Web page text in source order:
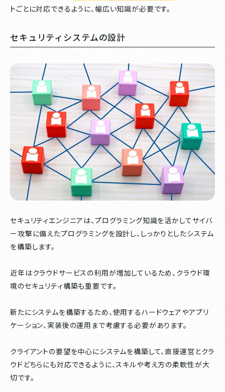
トごとに対応できるように、幅広い知識が必要です。
セキュリティシステムの設計
セキュリティエンジニアは、プログラミング知識を活かしてサイバ
ー攻撃に備えたプログラミングを設計し、しっかりとしたシステム
を構築します。
近年はクラウドサービスの利用が増加しているため、クラウド環
境のセキュリティ構築も重要です。
新たにシステムを構築するため、使用するハードウェアやアプリ
ケーション、実装後の運用まで考慮する必要があります。
クライアントの要望を中心にシステムを構築して、直接運営とクラ
ウドどちらにも対応できるように、スキルや考え方の柔軟性が大
切です。